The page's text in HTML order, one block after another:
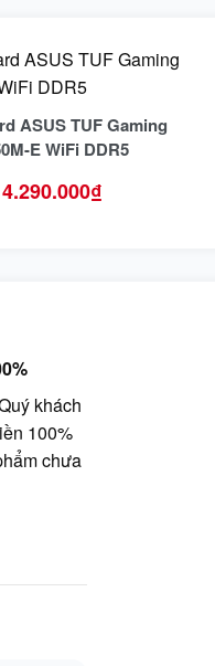
ASUS TUF Gaming
E WiFi DDR5
4.290.000₫
khách
100%
chưa